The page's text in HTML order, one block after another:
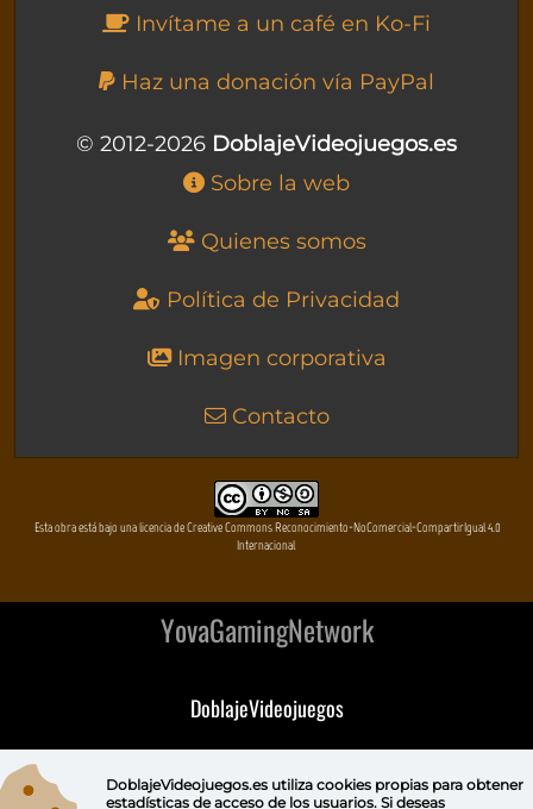
Invítame a un café en Ko-Fi
Haz una donación vía PayPal
© 2012-2026 DoblajeVideojuegos.es
Sobre la web
Quienes somos
Política de Privacidad
Imagen corporativa
Contacto
Esta obra está bajo una licencia de Creative Commons Reconocimiento-NoComercial-CompartirIgual 4.0
Internacional
YovaGamingNetwork
DoblajeVideojuegos
DoblajeVideojuegos.es utiliza cookies propiaspara obtener
estadísticas de acceso de los usuarios. Si deseas